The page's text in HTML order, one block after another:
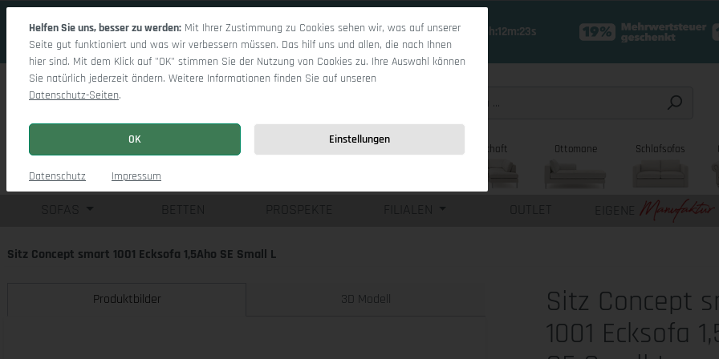
18 Tage 16h:12m:22s
Wohnlandschaft Ottomane Schlafsofas
BETTEN PROSPEKTE FILIALEN OUTLET EIGENE
Sitz Concept smart 1001 Ecksofa 1,5Aho SE Small L
Produktbilder
3D Modell
Sitz Concept
1001 Ecksofa
Helfen Sie uns, besser zu werden: Mit Ihrer Zustimmung zu Cookies sehen wir, was auf unserer
Seite gut funktioniert und was wir verbessern müssen. Das hilf uns und allen, die nach Ihnen
hier sind. Mit dem Klick auf "OK" stimmen Sie der Nutzung von Cookies zu. Ihre Auswahl können
Sie natürlich jederzeit ändern. Weitere Informationen finden Sie auf unseren
Datenschutz-Seiten.
OK Einstellungen
Datenschutz Impressum